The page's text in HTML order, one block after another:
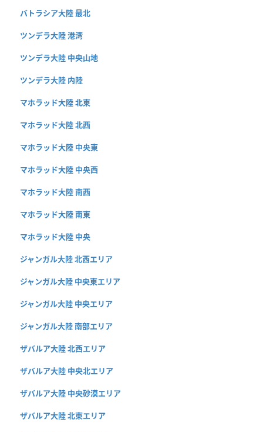
バトラシア大陸 最北
ツンデラ大陸 港湾
ツンデラ大陸 中央山地
ツンデラ大陸 内陸
マホラッド大陸 北東
マホラッド大陸 北西
マホラッド大陸 中央東
マホラッド大陸 中央西
マホラッド大陸 南西
マホラッド大陸 南東
マホラッド大陸 中央
ジャンガル大陸 北西エリア
ジャンガル大陸 中央東エリア
ジャンガル大陸 中央エリア
ジャンガル大陸 南部エリア
ザバルア大陸 北西エリア
ザバルア大陸 中央北エリア
ザバルア大陸 中央砂漠エリア
ザバルア大陸 北東エリア